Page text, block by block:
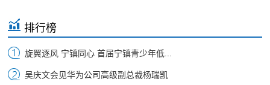
排行榜
旋翼逐风 宁镇同心 首届宁镇青少年低...
吴庆文会见华为公司高级副总裁杨瑞凯